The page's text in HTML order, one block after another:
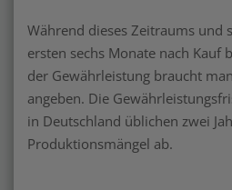
Während dieses Zeitraums und
ersten sechs Monate nach Kauf
der Gewährleistung braucht
angeben. Die
in Deutschland üblichen zwei
Produktionsmängel ab.